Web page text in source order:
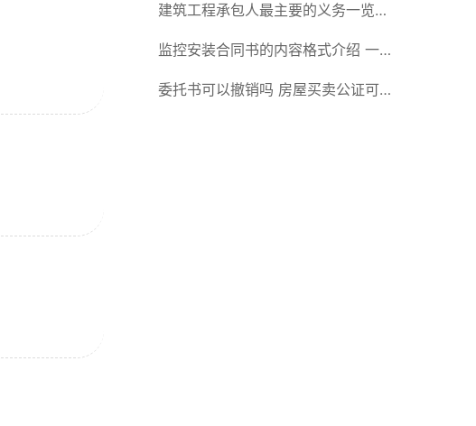
师解答
建筑工程承包人最主要的义务一览
承包合同内容介绍
监控安装合同书的内容格式介绍 一
般包括这些条款
委托书可以撤销吗 房屋买卖公证可